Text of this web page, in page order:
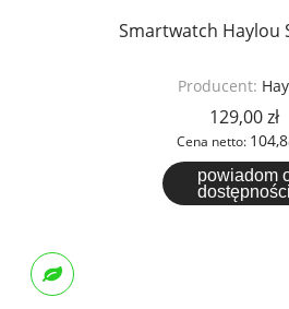
Smartwatch Haylou
Producent:
129,00 zł
Cena netto:
powiadom
dostępności